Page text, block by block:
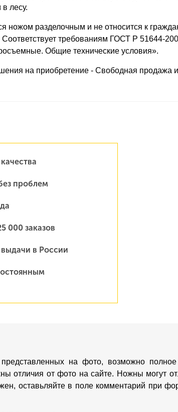
в лесу.
ножом разделочным и не относится к
требованиям ГОСТ Р 51644-
Общие технические условия».
на приобретение - Свободная продажа и
проблем
000 заказов
в России
на фото, возможно полное
отличия от фото на сайте. Ножны могут
оставьляйте в поле комментарий при